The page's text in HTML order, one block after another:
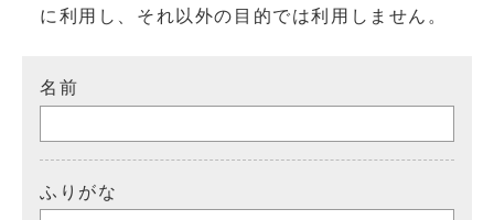
に利用し、それ以外の目的では利用しません。
名前
ふりがな